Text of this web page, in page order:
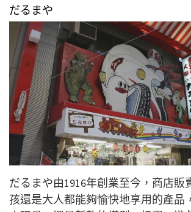
だるまや
だるまや由1916年創業至今，商店販
孩還是大人都能夠愉快地享用的產品